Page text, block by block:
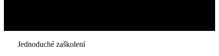
Jednoduché zaškolení